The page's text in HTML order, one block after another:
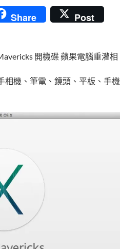
Share
Post
開機碟 蘋果電腦重灌相
相機、筆電、鏡頭、平板、手機